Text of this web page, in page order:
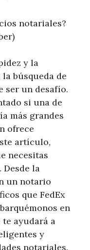
notariales?
y la
búsqueda de
ser un desafío.
si una de
más grandes
ofrece
artículo,
necesitas
Desde la
un notario
que FedEx
en
ayudará a
y
notariales.